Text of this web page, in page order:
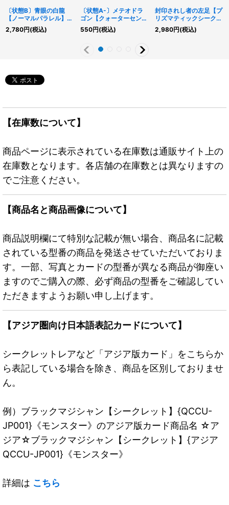
〔状態B〕青眼の白龍
【ノーマルパラレル】
{LG02-JP001}《モンス
ター》
2,780円(税込)
〔状態A-〕メテオドラ
ゴン【クォーターセンチ
ュリーシークレット】
{TDPP-JP010}《モンス
550円(税込)
封印されし者の左足【プ
リズマティックシークレ
ット】{WPP3-JPS05}
《モンスター》
2,980円(税込)
【在庫数について】
商品ページに表示されている在庫数は通販サイト上の
在庫数となります。各店舗の在庫数とは異なりますの
でご注意ください。
【商品名と商品画像について】
商品説明欄にて特別な記載が無い場合、商品名に記載
されている型番の商品を発送させていただいておりま
す。一部、写真とカードの型番が異なる商品が御座い
ますのでご購入の際、必ず商品の型番をご確認してい
ただきますようお願い申し上げます。
【アジア圏向け日本語表記カードについて】
シークレットレアなど「アジア版カード」をこちらか
ら表記している場合を除き、商品を区別しておりませ
ん。
例）ブラックマジシャン【シークレット】{QCCU-
JP001}《モンスター》のアジア版カード商品名 ☆ア
ジア☆ブラックマジシャン【シークレット】{アジア
QCCU-JP001}《モンスター》
詳細は こちら